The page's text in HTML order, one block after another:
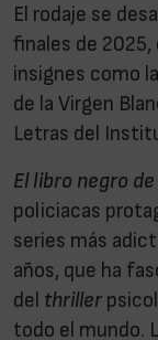
El rodaje se
finales de 2025,
insignes como
de la Virgen
Letras del
El libro negro
policiacas
series más
años, que ha
del thriller
todo el mundo.